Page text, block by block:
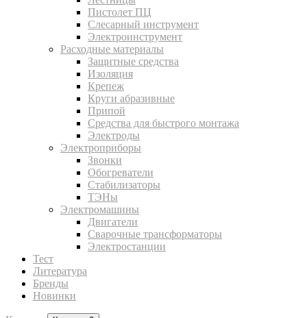
Пистолет ПЦ
Слесарный инструмент
Электроинструмент
Расходные материалы
Защитные средства
Изоляция
Крепеж
Круги абразивные
Припой
Средства для быстрого монтажа
Электроды
Электроприборы
Звонки
Обогреватели
Стабилизаторы
ТЭНы
Электромашины
Двигатели
Сварочные трансформаторы
Электростанции
Тест
Литература
Бренды
Новинки